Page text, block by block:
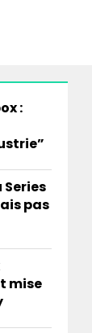
:
Series
pas
mise